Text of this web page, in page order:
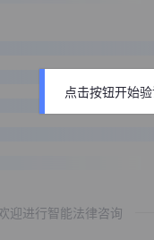
迎进行智能法律咨询
点击按钮开始